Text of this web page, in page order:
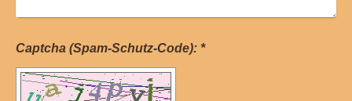
Captcha (Spam-Schutz-Code): *